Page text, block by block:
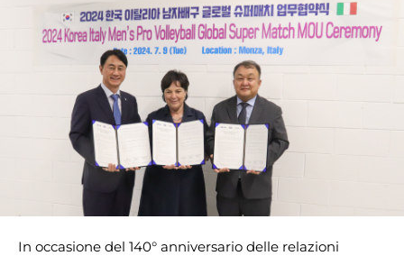
In occasione del 140° anniversario delle relazioni